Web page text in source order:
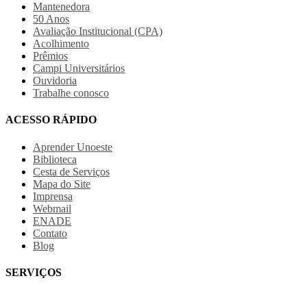
Mantenedora
50 Anos
Avaliação Institucional (CPA)
Acolhimento
Prêmios
Campi Universitários
Ouvidoria
Trabalhe conosco
ACESSO RÁPIDO
Aprender Unoeste
Biblioteca
Cesta de Serviços
Mapa do Site
Imprensa
Webmail
ENADE
Contato
Blog
SERVIÇOS